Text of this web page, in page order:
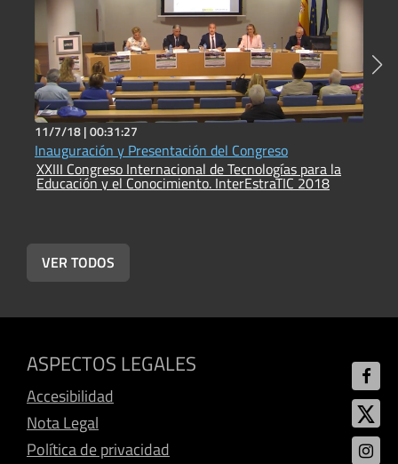
11/7/18 |00:31:27
Inauguración y Presentación del Congreso
XXIII Congreso Internacional de Tecnologías para la
Educación y el Conocimiento. InterEstraTIC 2018
VER TODOS
ASPECTOS LEGALES
Accesibilidad
Nota Legal
Política de privacidad